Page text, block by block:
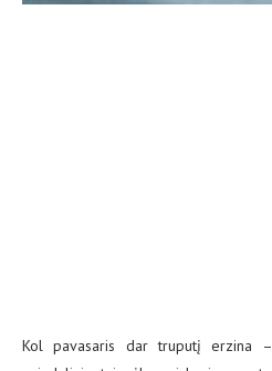
Kol pavasaris dar truputį erzina